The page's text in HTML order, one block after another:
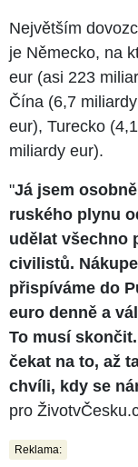
Největším
je Německo, na
eur (asi 223
Čína (6,7
eur), Turecko
miliardy eur).
"Já jsem
ruského plynu
udělat všechno
civilistů.
přispíváme do
euro denně a
To musí
čekat na to, až
chvíli, kdy se
pro
Reklama: